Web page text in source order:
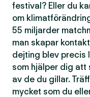
festival? Eller du
om
55 miljarder
man skapar
dejting blev precis
som hjälper dig att
av de du gillar.
mycket som du